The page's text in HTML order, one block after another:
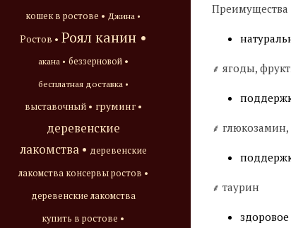
кошек в ростове • Джина •
Ростов • Роял канин •
акана • беззерновой •
бесплатная доставка •
выставочный • груминг •
деревенские
лакомства • деревенские
лакомства консервы ростов •
деревенские лакомства
купить в ростове •
Преимущества
⸙ ягоды,
⸙
⸙ таурин